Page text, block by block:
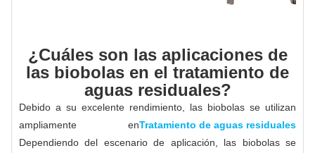
¿Cuáles son las aplicaciones de
las biobolas en el tratamiento de
aguas residuales?
Debido a su excelente rendimiento, las biobolas se utilizan
ampliamente enTratamiento de aguas residuales
Dependiendo del escenario de aplicación, las biobolas se